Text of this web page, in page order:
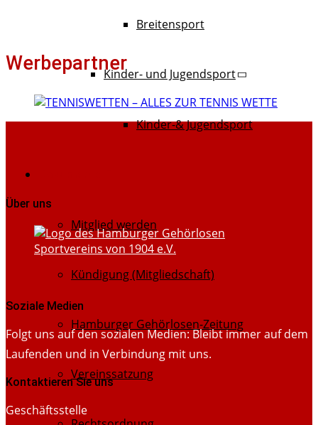
Breitensport
Kinder- und Jugendsport
Kinder-& Jugendsport
Mitglied werden
Kündigung (Mitgliedschaft)
Hamburger Gehörlosen-Zeitung
Vereinssatzung
Werbepartner
Über uns
Soziale Medien
Folgt uns auf den sozialen Medien: Bleibt immer auf dem
Laufenden und in Verbindung mit uns.
Kontaktieren Sie uns
Geschäftsstelle